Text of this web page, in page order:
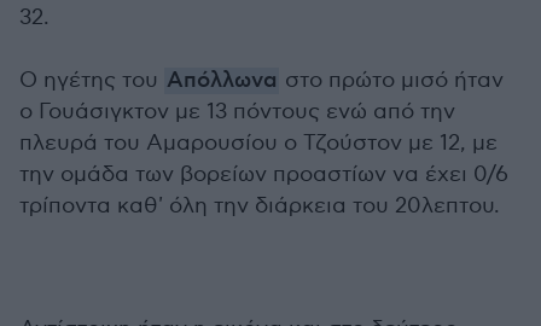
32.
Ο ηγέτης του Απόλλωνα στο πρώτο μισό ήταν
ο Γουάσιγκτον με 13 πόντους ενώ από την
πλευρά του Αμαρουσίου ο Τζούστον με 12, με
την ομάδα των βορείων προαστίων να έχει 0/6
τρίποντα καθ' όλη την διάρκεια του 20λεπτου.